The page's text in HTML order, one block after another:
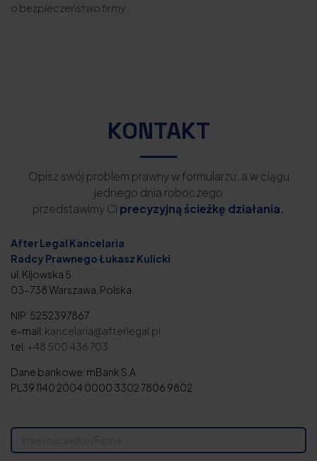
o bezpieczeństwo firmy.
KONTAKT
Opisz swój problem prawny w formularzu, a w ciągu
jednego dnia roboczego
przedstawimy Ci precyzyjną ścieżkę działania.
After Legal Kancelaria
Radcy Prawnego Łukasz Kulicki
ul. Kijowska 5
03-738 Warszawa, Polska
NIP: 5252397867
e-mail: kancelaria@afterlegal.pl
tel. +48 500 436 703
Dane bankowe: mBank S.A.
PL39 1140 2004 0000 3302 7806 9802